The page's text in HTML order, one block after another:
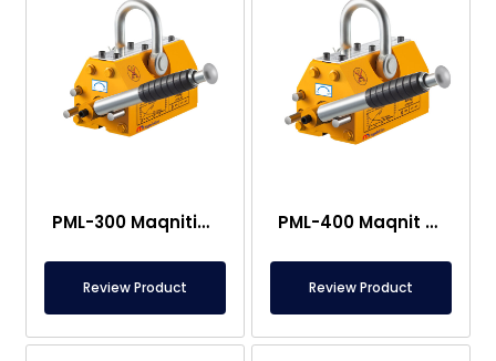
PML-300 Maqnitik Qaldırıcı – 300 kq Güc
Review Product
PML-400 Maqnit Qol – 400 kq Güc
Review Product